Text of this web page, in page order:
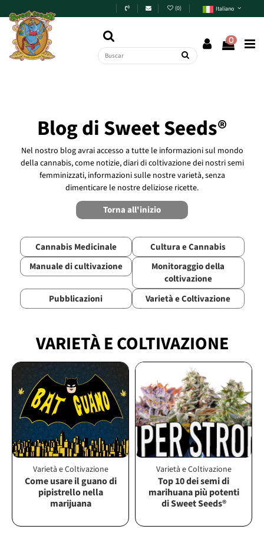
(0) Italiano
0
Blog di Sweet Seeds®
Nel nostro blog avrai accesso a tutte le informazioni sul mondo
della cannabis, come notizie, diari di coltivazione dei nostri semi
femminizzati, informazioni sulle nostre varietà, senza
dimenticare le nostre deliziose ricette.
Torna all'inizio
Cannabis Medicinale
Cultura e Cannabis
Manuale di cultivazione
Monitoraggio della
coltivazione
Pubblicazioni
Varietà e Coltivazione
VARIETÀ E COLTIVAZIONE
Varietà e Coltivazione
Come usare il guano di
pipistrello nella
marijuana
Varietà e Coltivazione
Top 10 dei semi di
marihuana più potenti
di Sweet Seeds®